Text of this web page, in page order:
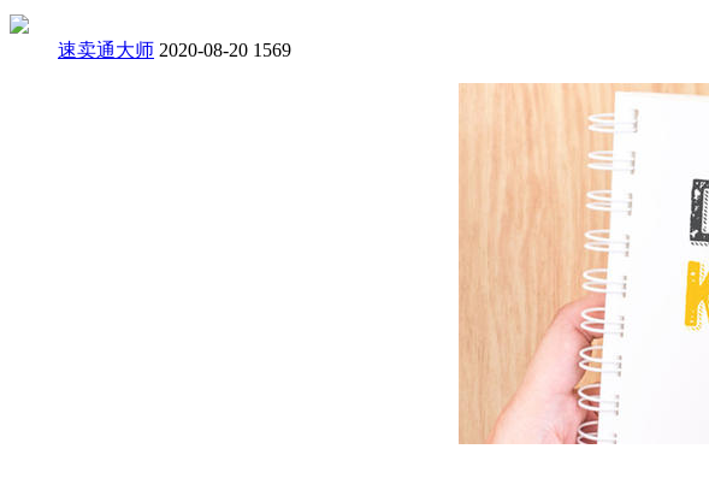
速卖通大师 2020-08-20 1569